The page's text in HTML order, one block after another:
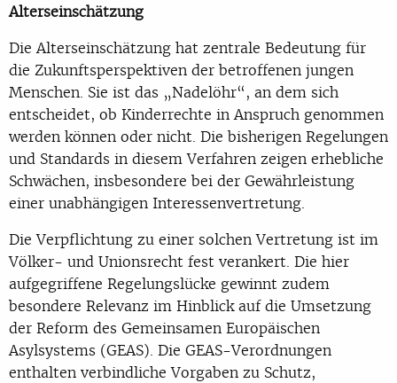
Alterseinschätzung
Die Alterseinschätzung hat zentrale Bedeutung für
die Zukunftsperspektiven der betroffenen jungen
Menschen. Sie ist das „Nadelöhr“, an dem sich
entscheidet, ob Kinderrechte in Anspruch genommen
werden können oder nicht. Die bisherigen Regelungen
und Standards in diesem Verfahren zeigen erhebliche
Schwächen, insbesondere bei der Gewährleistung
einer unabhängigen Interessenvertretung.
Die Verpflichtung zu einer solchen Vertretung ist im
Völker- und Unionsrecht fest verankert. Die hier
aufgegriffene Regelungslücke gewinnt zudem
besondere Relevanz im Hinblick auf die Umsetzung
der Reform des Gemeinsamen Europäischen
Asylsystems (GEAS). Die GEAS-Verordnungen
enthalten verbindliche Vorgaben zu Schutz,